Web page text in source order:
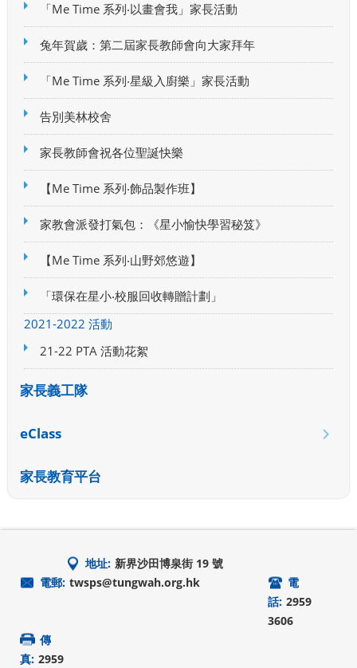
「Me Time 系列‧以畫會我」家長活動
兔年賀歲：第二屆家長教師會向大家拜年
「Me Time 系列‧星級入廚樂」家長活動
告別美林校舍
家長教師會祝各位聖誕快樂
【Me Time 系列‧飾品製作班】
家教會派發打氣包：《星小愉快學習秘笈》
【Me Time 系列‧山野郊悠遊】
「環保在星小‧校服回收轉贈計劃」
2021-2022 活動
21-22 PTA 活動花絮
家長義工隊
eClass
家長教育平台
地址: 新界沙田博泉街 19 號
電郵: twsps@tungwah.org.hk
電
話: 2959
3606
傳
真: 2959